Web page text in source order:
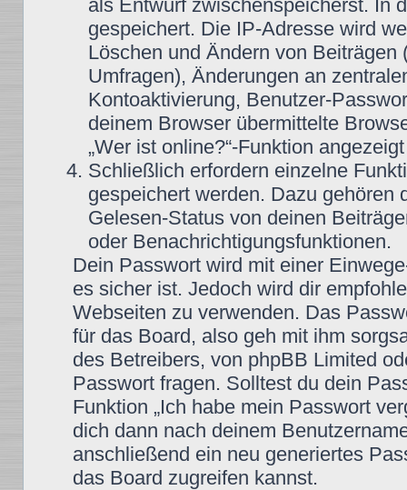
als Entwurf zwischenspeicherst. In
gespeichert. Die IP-Adresse wird
Löschen und Ändern von
Umfragen), Änderungen an
Kontoaktivierung, Benutzer-
deinem Browser übermittelte
„Wer ist online?“-Funktion
Schließlich erfordern einzelne
gespeichert werden. Dazu gehören
Gelesen-Status von deinen
oder Benachrichtigungsfunktionen.
Dein Passwort wird mit einer
es sicher ist. Jedoch wird dir
Webseiten zu verwenden. Das
für das Board, also geh mit ihm
des Betreibers, von phpBB Limited
Passwort fragen. Solltest du dein
Funktion „Ich habe mein Passwort
dich dann nach deinem
anschließend ein neu generiertes
das Board zugreifen kannst.